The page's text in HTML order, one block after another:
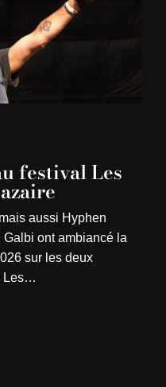
festival Les
aussi Hyphen
Galbi ont ambiancé la
sur les deux
Les…